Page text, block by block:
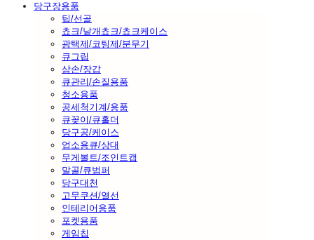
당구장용품
팁/선골
쵸크/낱개쵸크/쵸크케이스
광택제/코팅제/분무기
큐그립
삼손/장갑
큐관리/손질용품
청소용품
공세척기계/용품
큐꽂이/큐홀더
당구공/케이스
업소용큐/상대
무게볼트/조인트캡
말골/큐범퍼
당구대천
고무쿠션/열선
인테리어용품
포켓용품
게임칩